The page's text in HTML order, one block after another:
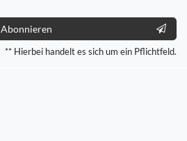
Abonnieren
** Hierbei handelt es sich um ein Pflichtfeld.